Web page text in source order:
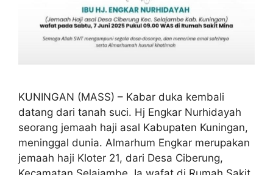
KUNINGAN (MASS) – Kabar duka kembali
datang dari tanah suci. Hj Engkar Nurhidayah
seorang jemaah haji asal Kabupaten Kuningan,
meninggal dunia. Almarhum Engkar merupakan
jemaah haji Kloter 21, dari Desa Ciberung,